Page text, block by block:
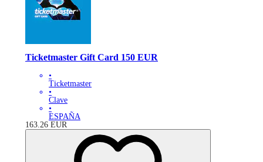
Ticketmaster Gift Card 150 EUR
•
Ticketmaster
•
Clave
•
ESPAÑA
163.26 EUR